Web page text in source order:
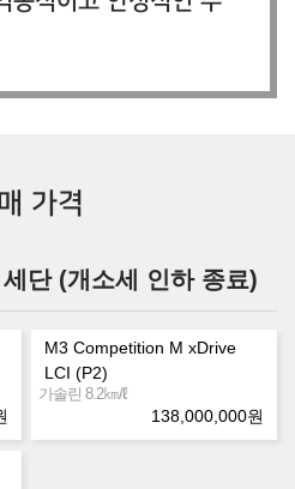
가격
단 (개소세 인하 종료)
M3 Competition M xDrive
LCI (P2)
가솔린 8.2㎞/ℓ
138,000,000원